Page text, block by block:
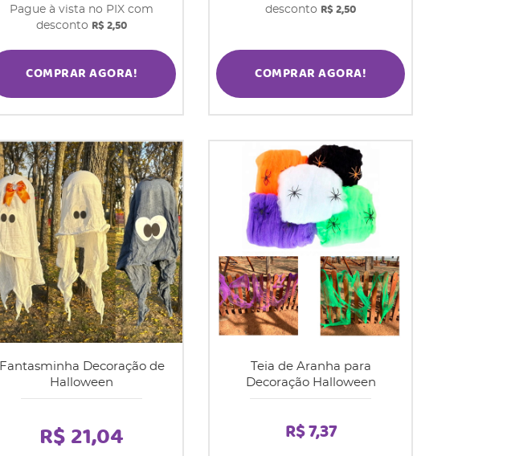
Pague à vista no PIX com
desconto R$ 2,50
COMPRAR AGORA!
desconto R$ 2,50
COMPRAR AGORA!
Fantasminha Decoração de
Halloween
R$ 21,04
Teia de Aranha para
Decoração Halloween
R$ 7,37